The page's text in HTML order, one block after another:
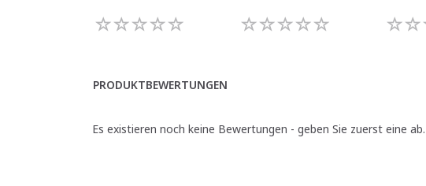
PRODUKTBEWERTUNGEN
Es existieren noch keine Bewertungen - geben Sie zuerst eine ab.